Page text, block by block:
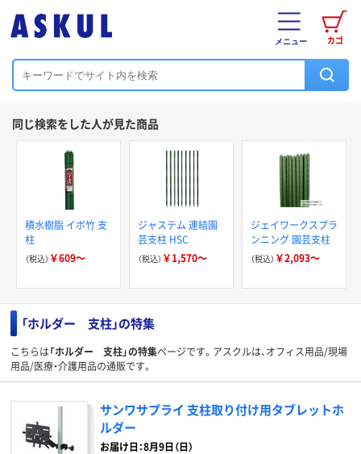
カゴ
メニュー
同じ検索をした人が見た商品
積水樹脂 イボ竹 支
柱
（税込） ￥609～
ジャステム 連結園
芸支柱 HSC
（税込） ￥1,570～
ジェイワークスプラ
ンニング 園芸支柱
（税込） ￥2,093～
「ホルダー 支柱」の特集
こちらは「ホルダー 支柱」の特集ページです。アスクルは、オフィス用品/現場
用品/医療・介護用品の通販です。
サンワサプライ 支柱取り付け用タブレットホ
ルダー
お届け日：8月9日（日）